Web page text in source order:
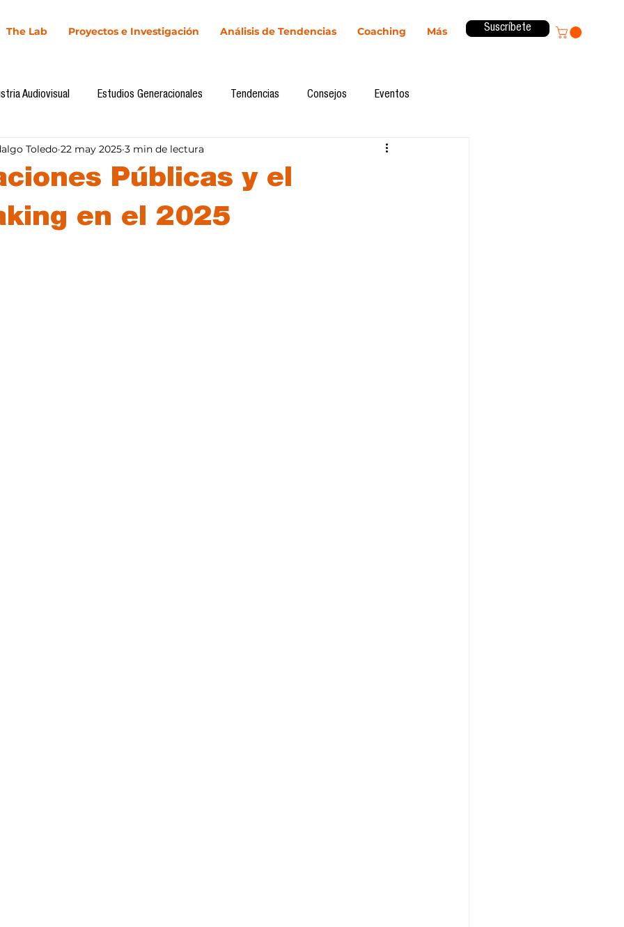
The Lab Proyectos e Investigación Análisis de Tendencias Coaching Más Suscríbete
Audiovisual Estudios Generacionales Tendencias Consejos Eventos
Cultura Digital Comunicación y Sociedad Innovación
H&NhCL CICA/Sintaxis
Públicas y el
en el 2025
Toledo 22 may 2025 3 min de lectura